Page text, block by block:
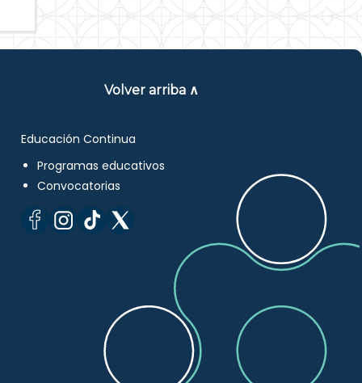
Volver arriba ∧
Educación Continua
Programas educativos
Convocatorias